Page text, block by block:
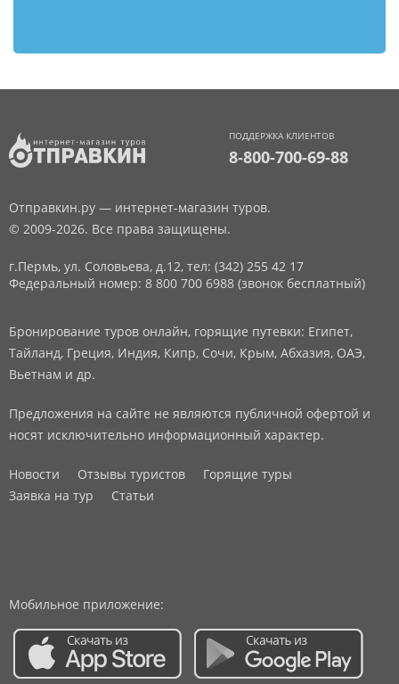
ПОДДЕРЖКА КЛИЕНТОВ
8-800-700-69-88
Отправкин.ру — интернет-магазин туров.
© 2009-2026. Все права защищены.
г.Пермь, ул. Соловьева, д.12, тел: (342) 255 42 17
Федеральный номер: 8 800 700 6988 (звонок бесплатный)
Бронирование туров онлайн, горящие путевки: Египет,
Тайланд, Греция, Индия, Кипр, Сочи, Крым, Абхазия, ОАЭ,
Вьетнам и др.
Предложения на сайте не являются публичной офертой и
носят исключительно информационный характер.
Новости Отзывы туристов
Горящие туры
Заявка на тур
Статьи
Мобильное приложение: